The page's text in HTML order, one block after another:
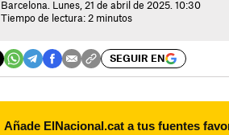
Barcelona. Lunes, 21 de abril de 2025. 10:30
Tiempo de lectura: 2 minutos
SEGUIR EN
Añade ElNacional.cat a tus fuentes